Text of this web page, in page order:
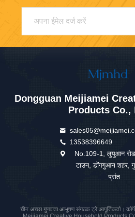
Dongguan Meijiamei
Products Co.,
13538396649
No.109-1, लुयुआन
टाउन, डोंगगुआन शहर,
प्रांत
चीन अच्छा गुणवत्ता आभूषण संगठक ट्रे आपूर्तिकर्ता।